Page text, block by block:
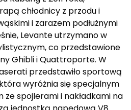
chłodnicy z przodu i
i zarazem podłużnymi
Levante utrzymano w
co przedstawione
Ghibli i Quattroporte. W
przedstawiło sportową
wyróżnia się specjalnym
spojlerami i nakładkami na